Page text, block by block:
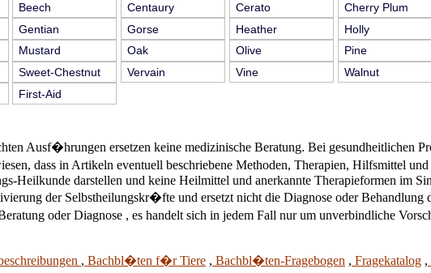
Beech Centaury Cerato Cherry Plum
Gentian Gorse Heather Holly
Mustard Oak Olive Pine
Sweet-Chestnut Vervain Vine Walnut
First-Aid
Ausf�hrungen ersetzen keine medizinische Beratung. Bei gesundheitlichen
dass in Artikeln eventuell beschriebene Methoden, Therapien, Hilfsmittel
Heilkunde darstellen und keine Heilmittel und anerkannte Therapieformen im
der Selbstheilungskr�fte und ersetzt nicht die Diagnose oder
oder Diagnose , es handelt sich in jedem Fall nur um unverbindliche
, Bachbl�ten f�r Tiere , Bachbl�ten-Fragebogen , Fragekatalog ,